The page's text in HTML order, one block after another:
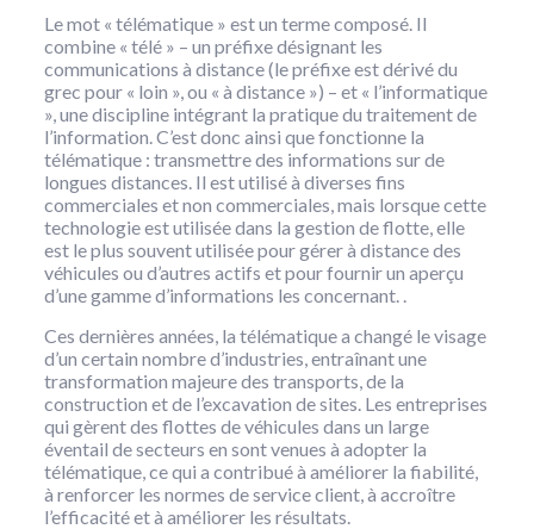
Le mot « télématique » est un terme composé. Il
combine « télé » – un préfixe désignant les
communications à distance (le préfixe est dérivé du
grec pour « loin », ou « à distance ») – et « l’informatique
», une discipline intégrant la pratique du traitement de
l’information. C’est donc ainsi que fonctionne la
télématique : transmettre des informations sur de
longues distances. Il est utilisé à diverses fins
commerciales et non commerciales, mais lorsque cette
technologie est utilisée dans la gestion de flotte, elle
est le plus souvent utilisée pour gérer à distance des
véhicules ou d’autres actifs et pour fournir un aperçu
d’une gamme d’informations les concernant. .
Ces dernières années, la télématique a changé le visage
d’un certain nombre d’industries, entraînant une
transformation majeure des transports, de la
construction et de l’excavation de sites. Les entreprises
qui gèrent des flottes de véhicules dans un large
éventail de secteurs en sont venues à adopter la
télématique, ce qui a contribué à améliorer la fiabilité,
à renforcer les normes de service client, à accroître
l’efficacité et à améliorer les résultats.